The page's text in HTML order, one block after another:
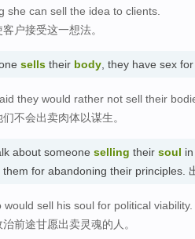
she can sell the idea to clients.
户接受这一想法。
sells their body , they have sex
they would rather not sell their
不会出卖肉体以谋生。
about someone selling their soul
for abandoning their principles.
would sell his soul for political viability.
前途甘愿出卖灵魂的人。